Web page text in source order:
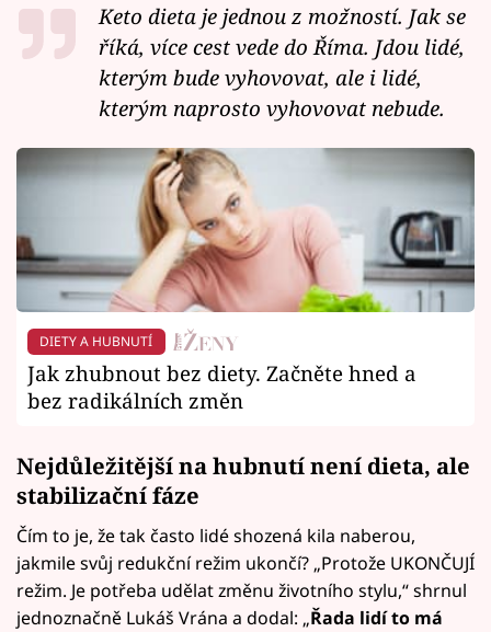
Keto dieta je jednou z možností. Jak se
říká, více cest vede do Říma. Jdou lidé,
kterým bude vyhovovat, ale i lidé,
kterým naprosto vyhovovat nebude.
DIETY A HUBNUTÍ
Jak zhubnout bez diety. Začněte hned a
bez radikálních změn
Nejdůležitější na hubnutí není dieta, ale
stabilizační fáze
Čím to je, že tak často lidé shozená kila naberou,
jakmile svůj redukční režim ukončí? „Protože UKONČUJÍ
režim. Je potřeba udělat změnu životního stylu,“ shrnul
jednoznačně Lukáš Vrána a dodal: „Řada lidí to má